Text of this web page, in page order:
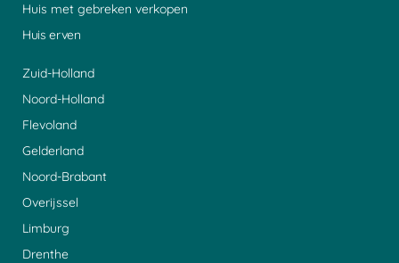
Huis met gebreken verkopen
Huis erven
Zuid-Holland
Noord-Holland
Flevoland
Gelderland
Noord-Brabant
Overijssel
Limburg
Drenthe